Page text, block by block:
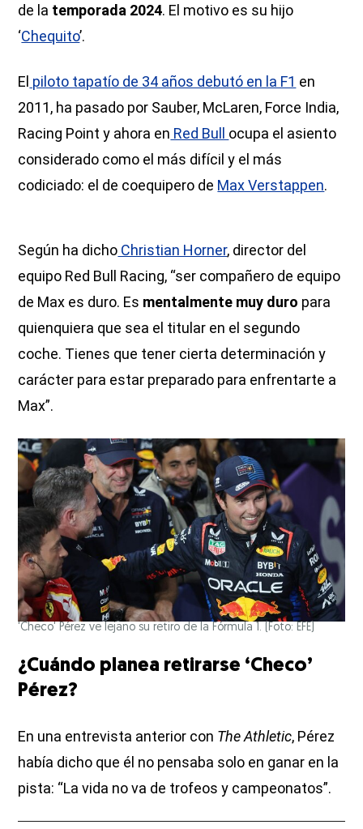
de la temporada 2024. El motivo es su hijo
‘Chequito’.
El piloto tapatío de 34 años debutó en la F1 en
2011, ha pasado por Sauber, McLaren, Force India,
Racing Point y ahora en Red Bull ocupa el asiento
considerado como el más difícil y el más
codiciado: el de coequipero de Max Verstappen.
Según ha dicho Christian Horner, director del
equipo Red Bull Racing, “ser compañero de equipo
de Max es duro. Es mentalmente muy duro para
quienquiera que sea el titular en el segundo
coche. Tienes que tener cierta determinación y
carácter para estar preparado para enfrentarte a
Max”.
'Checo' Pérez ve lejano su retiro de la Fórmula 1. (Foto: EFE)
¿Cuándo planea retirarse ‘Checo’
Pérez?
En una entrevista anterior con The Athletic, Pérez
había dicho que él no pensaba solo en ganar en la
pista: “La vida no va de trofeos y campeonatos”.